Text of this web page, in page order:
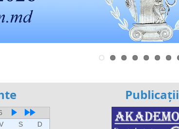
S
D
Publicații